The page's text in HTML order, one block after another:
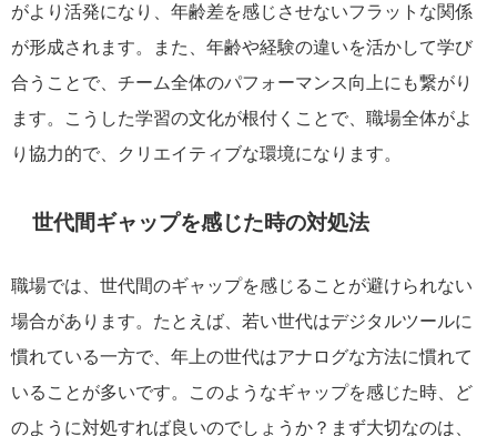
がより活発になり、年齢差を感じさせないフラットな関係
が形成されます。また、年齢や経験の違いを活かして学び
合うことで、チーム全体のパフォーマンス向上にも繋がり
ます。こうした学習の文化が根付くことで、職場全体がよ
り協力的で、クリエイティブな環境になります。
世代間ギャップを感じた時の対処法
職場では、世代間のギャップを感じることが避けられない
場合があります。たとえば、若い世代はデジタルツールに
慣れている一方で、年上の世代はアナログな方法に慣れて
いることが多いです。このようなギャップを感じた時、ど
のように対処すれば良いのでしょうか？まず大切なのは、